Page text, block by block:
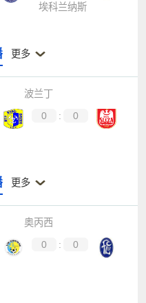
埃科兰纳斯
更多
波兰丁
0 :
0
更多
奥丙西
0 :
0